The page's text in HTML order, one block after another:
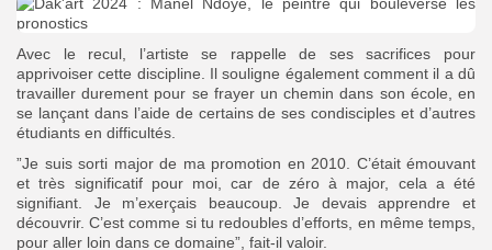
Avec le recul, l’artiste se rappelle de ses sacrifices pour
apprivoiser cette discipline. Il souligne également comment il a dû
travailler durement pour se frayer un chemin dans son école, en
se lançant dans l’aide de certains de ses condisciples et d’autres
étudiants en difficultés.
”Je suis sorti major de ma promotion en 2010. C’était émouvant
et très significatif pour moi, car de zéro à major, cela a été
signifiant. Je m’exerçais beaucoup. Je devais apprendre et
découvrir. C’est comme si tu redoubles d’efforts, en même temps,
pour aller loin dans ce domaine”, fait-il valoir.